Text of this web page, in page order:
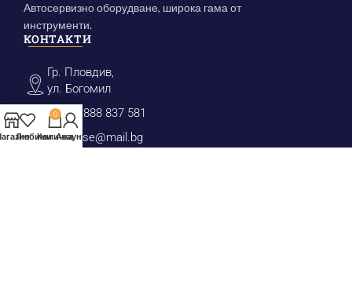
Автосервизно оборудване, широка гама от
инструменти.
КОНТАКТИ
Гр. Пловдив,
ул. Богомил
(+359) 888 837 581
prosense@mail.bg
Любими
0
Количка
Акаунт